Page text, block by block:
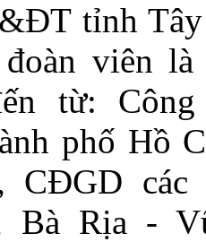
tỉnh
viên
từ:
phố Hồ
CĐGD các
Bà Rịa -